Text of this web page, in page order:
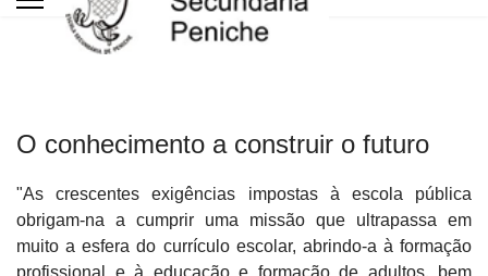
O conhecimento a construir o futuro
"As crescentes exigências impostas à escola pública
obrigam-na a cumprir uma missão que ultrapassa em
muito a esfera do currículo escolar, abrindo-a à formação
profissional e à educação e formação de adultos, bem